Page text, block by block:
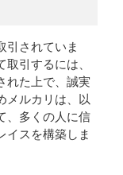
引されていま
引するには、
れた上で、誠実
メルカリは、以
、多くの人に信
イスを構築しま